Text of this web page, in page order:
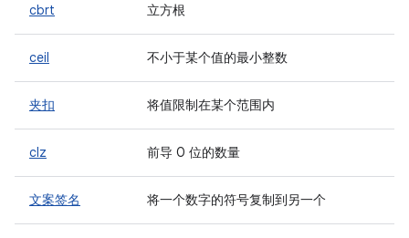
cbrt 立方根
ceil 不小于某个值的最小整数
夹扣 将值限制在某个范围内
clz 前导 0 位的数量
文案签名 将一个数字的符号复制到另一个